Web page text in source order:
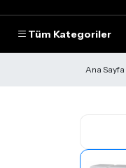
Tüm Kategoriler
Piyanolar
Ana Sayfa